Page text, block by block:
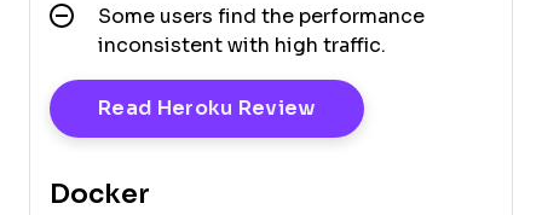
Some users find the performance
inconsistent with high traffic.
Read Heroku ReviewOpens New Window
Docker